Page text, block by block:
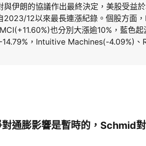
伊朗的協議作出最終決定，美股受益
2023/12以來最長連漲紀錄。個股方面
也分別大漲逾10%，藍色
，Intuitive Machines(-4.09%)、
通膨影響是暫時的，Schmid